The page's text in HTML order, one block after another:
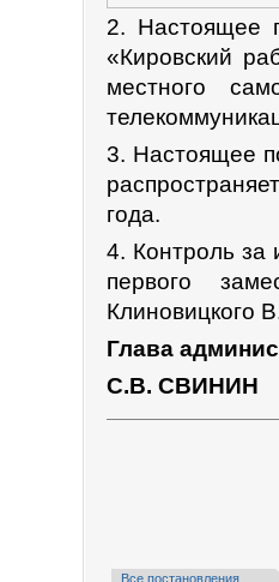
2. Настоящее
«Кировский
местного
3. Настоящее
года.
4. Контроль за
первого
Клиновицкого
Глава
С.В. СВИНИН
Все постановления